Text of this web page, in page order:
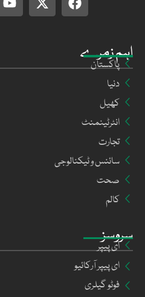
سروسز
ای پیپر
ای پیپر آرکائیو
فوٹو گیلری
اہم زمرے
پاکستان
دنیا
کھیل
انٹرٹینمنٹ
تجارت
سائنس و ٹیکنالوجی
صحت
کالم